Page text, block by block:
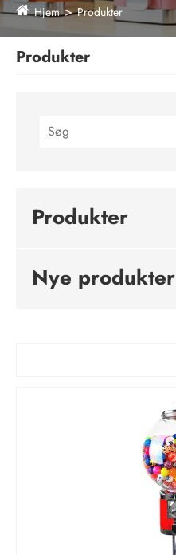
Hjem Produkter
Produkter
Produkter
Nye produkter